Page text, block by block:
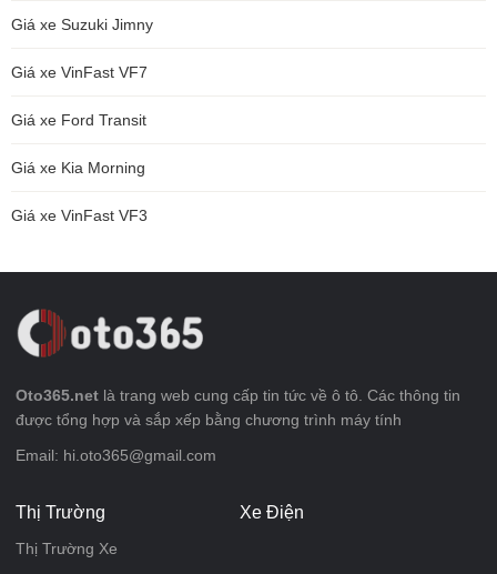
Giá xe Suzuki Jimny
Giá xe VinFast VF7
Giá xe Ford Transit
Giá xe Kia Morning
Giá xe VinFast VF3
Oto365.net là trang web cung cấp tin tức về ô tô. Các thông tin
được tổng hợp và sắp xếp bằng chương trình máy tính
Email: hi.oto365@gmail.com
Thị Trường
Thị Trường Xe
Xe Điện